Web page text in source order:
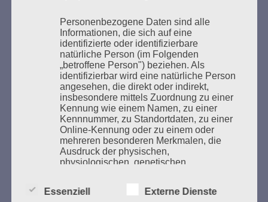
GEDENKEN UND ERINNERN BEGINNT IN
UNSERER NACHBARSCHAFT
Zum 13. Monat des Gedenkens in Hamburg-
Eimsbüttel
Personenbezogene Daten sind alle
Informationen, die sich auf eine
identifizierte oder identifizierbare
natürliche Person (im Folgenden
„betroffene Person") beziehen. Als
identifizierbar wird eine natürliche Person
angesehen, die direkt oder indirekt,
insbesondere mittels Zuordnung zu einer
Kennung wie einem Namen, zu einer
Kennnummer, zu Standortdaten, zu einer
Online-Kennung oder zu einem oder
mehreren besonderen Merkmalen, die
Ausdruck der physischen,
physiologischen, genetischen,
Person sind, identifiziert werden kann.
Essenziell Externe Dienste